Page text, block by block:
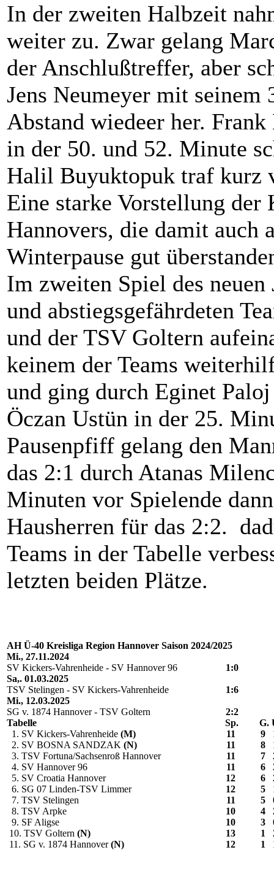
In der zweiten Halbzeit
weiter zu. Zwar gelang
der Anschlußtreffer, aber
Jens Neumeyer mit
Abstand wiedeer her.
in der 50. und 52. Minute
Halil Buyuktopuk traf kurz
Eine starke Vorstellung der
Hannovers, die damit auch
Winterpause gut
Im zweiten Spiel des
und abstiegsgefährdeten
und der TSV Goltern
keinem der Teams
und ging durch Eginet
Öczan Ustün in der 25.
Pausenpfiff gelang den
das 2:1 durch Atanas
Minuten vor Spielende
Hausherren für das 2:2.
Teams in der Tabelle
letzten beiden Plätze.
AH Ü-40 Kreisliga Region Hannover Saison 2024/2025
Mi., 27.11.2024
SV Kickers-Vahrenheide - SV Hannover 96
1:0
Sa,. 01.03.2025
TSV Stelingen - SV Kickers-Vahrenheide
1:6
Mi., 12.03.2025
SG v. 1874 Hannover - TSV Goltern
2:2
Tabelle
Sp. G.
1. SV Kickers-Vahrenheide (M) 11 9
2. SV BOSNA SANDZAK (N) 11 8
3. TSV Fortuna/Sachsenroß Hannover
11 7
4. SV Hannover 96
11 6
5. SV Croatia Hannover
12 6
6. SG 07 Linden-TSV Limmer
12 5
7. TSV Stelingen
11 5
8. TSV Arpke
10 4
9. SF Aligse
10 3
10. TSV Goltern (N) 13 1
11. SG v. 1874 Hannover(N) 12 1